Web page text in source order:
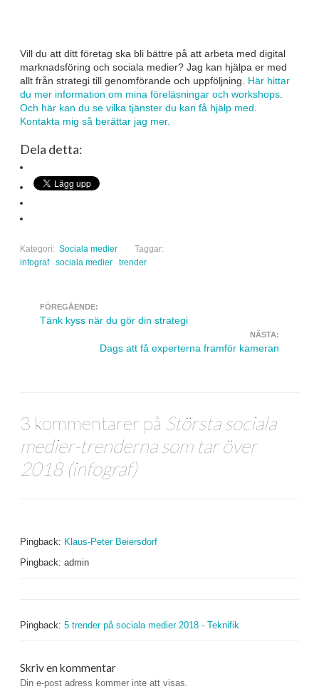
Vill du att ditt företag ska bli bättre på att arbeta med digital
marknadsföring och sociala medier? Jag kan hjälpa er med
allt från strategi till genomförande och uppföljning. Här hittar
du mer information om mina föreläsningar och workshops
Och här kan du se vilka tjänster du kan få hjälp med
Kontakta mig så berättar jag mer.
Dela detta:
Kategori: Sociala medier
Taggar:
infograf
sociala medier trender
Navigera inlägg
FÖREGÅENDE:
Tänk kyss när du gör din strategi
NÄSTA:
Dags att få experterna framför kameran
3 kommentarer på Största sociala
medier-trenderna som tar över
2018 (infograf)
Pingback: Klaus-Peter Beiersdorf
Pingback: admin
Pingback: 5 trender på sociala medier 2018 - Teknifik
Skriv en kommentar
Din e-post adress kommer inte att visas.